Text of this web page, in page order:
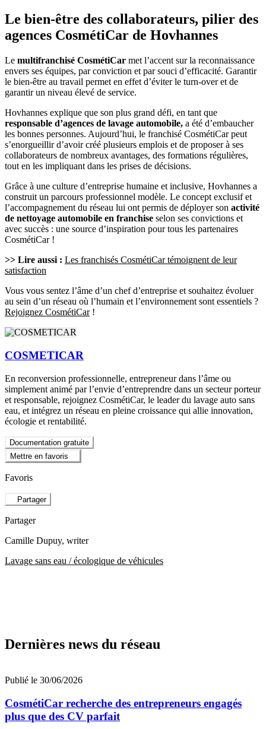
Le bien-être des collaborateurs, pilier des
agences CosmétiCar de Hovhannes
Le multifranchisé CosmétiCar met l’accent sur la reconnaissance
envers ses équipes, par conviction et par souci d’efficacité. Garantir
le bien-être au travail permet en effet d’éviter le turn-over et de
garantir un niveau élevé de service.
Hovhannes explique que son plus grand défi, en tant que
responsable d’agences de lavage automobile, a été d’embaucher
les bonnes personnes. Aujourd’hui, le franchisé CosmétiCar peut
s’enorgueillir d’avoir créé plusieurs emplois et de proposer à ses
collaborateurs de nombreux avantages, des formations régulières,
tout en les impliquant dans les prises de décisions.
Grâce à une culture d’entreprise humaine et inclusive, Hovhannes a
construit un parcours professionnel modèle. Le concept exclusif et
l’accompagnement du réseau lui ont permis de déployer son activité
de nettoyage automobile en franchise selon ses convictions et
avec succès : une source d’inspiration pour tous les partenaires
CosmétiCar !
>> Lire aussi : Les franchisés CosmétiCar témoignent de leur
satisfaction
Vous vous sentez l’âme d’un chef d’entreprise et souhaitez évoluer
au sein d’un réseau où l’humain et l’environnement sont essentiels ?
Rejoignez CosmétiCar!
COSMETICAR
En reconversion professionnelle, entrepreneur dans l’âme ou
simplement animé par l’envie d’entreprendre dans un secteur porteur
et responsable, rejoignez CosmétiCar, le leader du lavage auto sans
eau, et intégrez un réseau en pleine croissance qui allie innovation,
écologie et rentabilité.
Documentation gratuite
Mettre en favoris
Favoris
Partager
Partager
Camille Dupuy, writer
Lavage sans eau / écologique de véhicules
Dernières news du réseau
Publié le 30/06/2026
CosmétiCar recherche des entrepreneurs engagés
plus que des CV parfait